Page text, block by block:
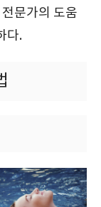
문가의 도움
다.